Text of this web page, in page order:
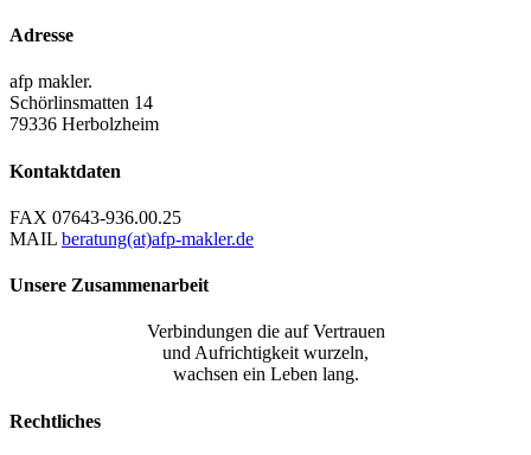
Adresse
afp makler.
Schörlinsmatten 14
79336 Herbolzheim
Kontaktdaten
FAX 07643-936.00.25
MAIL beratung(at)afp-makler.de
Unsere Zusammenarbeit
Verbindungen die auf Vertrauen
und Aufrichtigkeit wurzeln,
wachsen ein Leben lang.
Rechtliches